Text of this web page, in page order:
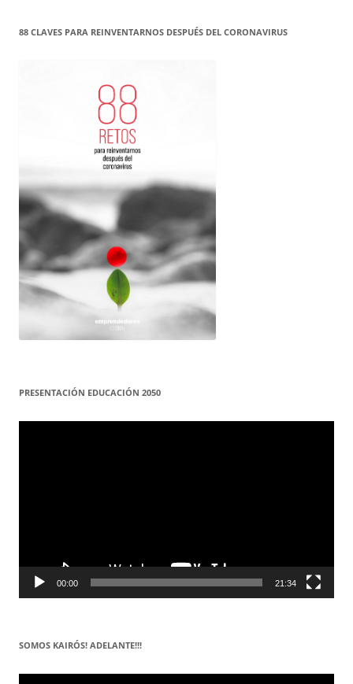
88 CLAVES PARA REINVENTARNOS DESPUÉS DEL CORONAVIRUS
PRESENTACIÓN EDUCACIÓN 2050
Reproductor
00:00 21:34
SOMOS KAIRÓS! ADELANTE!!!
Reproductor